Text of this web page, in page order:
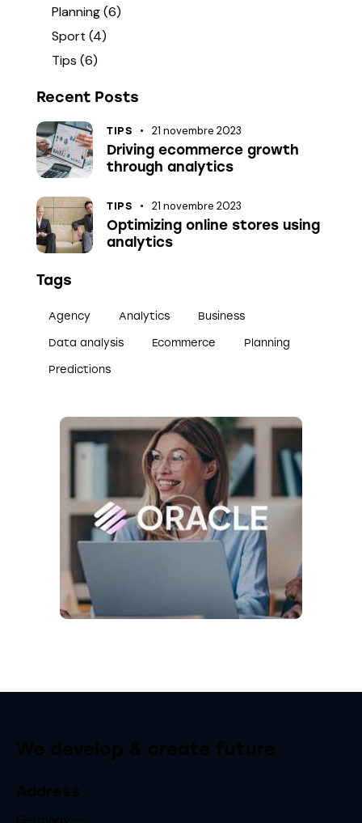
Planning(6)
Sport (4)
Tips (6)
Recent Posts
TIPS 21 novembre 2023
Driving ecommerce growth
through analytics
TIPS 21 novembre 2023
Optimizing online stores using
analytics
Tags
Agency Analytics Business
Data analysis Ecommerce Planning
Predictions